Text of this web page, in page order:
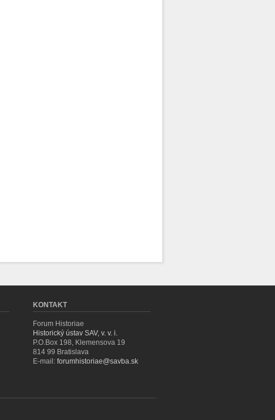
KONTAKT
Forum Historiae
Historický ústav SAV, v. v. i.
P.O.Box 198, Klemensova 19
814 99 Bratislava
E-mail: forumhistoriae@savba.sk